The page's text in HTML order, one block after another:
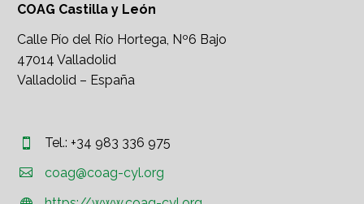
COAG Castilla y León
Calle Pío del Río Hortega, Nº6 Bajo
47014 Valladolid
Valladolid – España

 Tel.: +34 983 336 975

 coag@coag-cyl.org